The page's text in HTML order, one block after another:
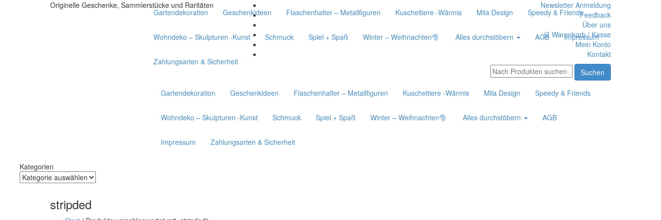
Originelle Geschenke, Sammlerstücke und Raritäten
Newsletter Anmeldung
Feedback
Über uns
🛒 Warenkorb / Kasse
Mein Konto
Kontakt
Inhalt
Gartendekoration Geschenkideen Flaschenhalter – Metallfiguren Kuscheltiere -Wärmis Mila Design Speedy & Friends
Wohndeko – Skulpturen -Kunst Schmuck Spiel + Spaß Winter – Weihnachten🎅 Alles durchstöbern AGB
Impressum Zahlungsarten & Sicherheit
Gartendekoration Geschenkideen Flaschenhalter – Metallfiguren Kuscheltiere -Wärmis Mila Design Speedy & Friends
Wohndeko – Skulpturen -Kunst Schmuck Spiel + Spaß Winter – Weihnachten🎅 Alles durchstöbern AGB Impressum
Zahlungsarten & Sicherheit
Kategorien
Kategorien
stripded